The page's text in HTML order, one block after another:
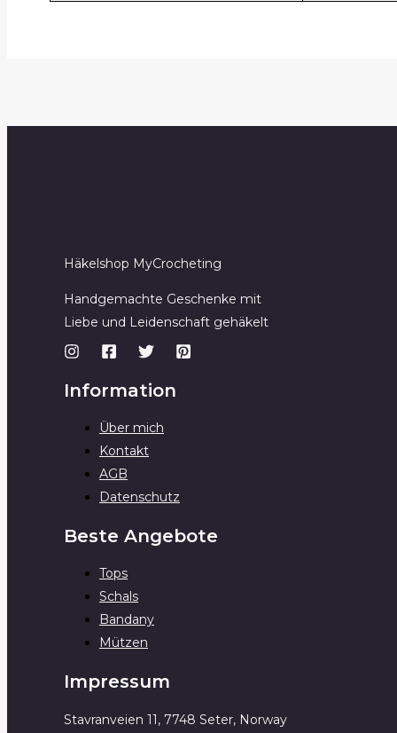
Häkelshop MyCrocheting
Handgemachte Geschenke mit
Liebe und Leidenschaft gehäkelt
Information
Über mich
Kontakt
AGB
Datenschutz
Beste Angebote
Tops
Schals
Bandany
Mützen
Impressum
Stavranveien 11, 7748 Seter, Norway